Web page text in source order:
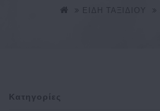
ΕΙΔΗ ΤΑΞΙΔΙΟΥ
Κατηγορίες